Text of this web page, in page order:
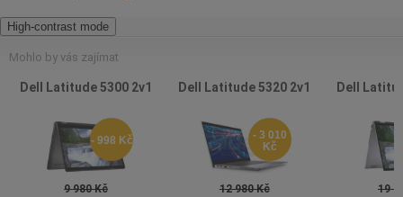
High-contrast mode
Mohlo by vás zajímat
Dell Latitude 5300 2v1
- 998 Kč
9 980 Kč
Dell Latitude 5320 2v1
- 3 010
Kč
12 980 Kč
Dell
19